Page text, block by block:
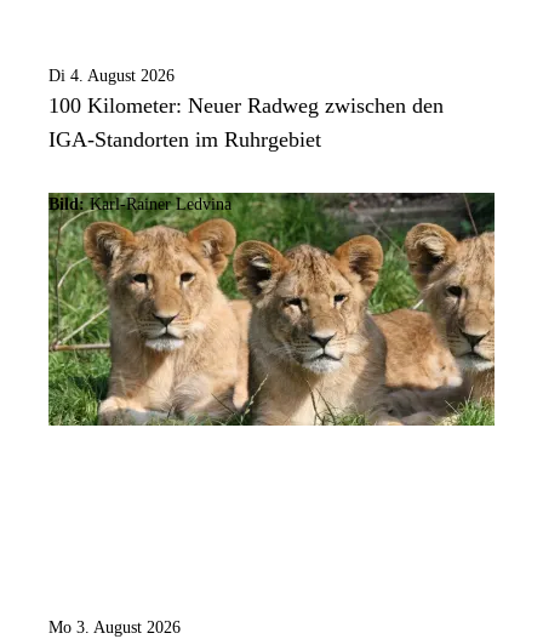
Di 4. August 2026
100 Kilometer: Neuer Radweg zwischen den
IGA-Standorten im Ruhrgebiet
Bild: Karl-Rainer Ledvina
Mo 3. August 2026